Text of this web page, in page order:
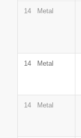
14 Metal
14 Metal
14 Metal